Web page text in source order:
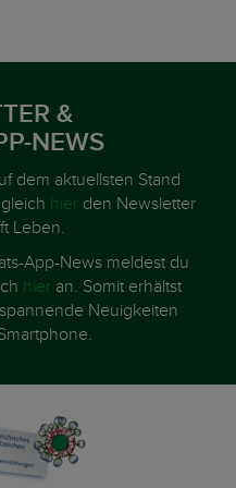
&
NEWS
dem aktuellsten Stand
hier den Newsletter
Leben.
App-News meldest du
hier an. Somit erhältst
Neuigkeiten